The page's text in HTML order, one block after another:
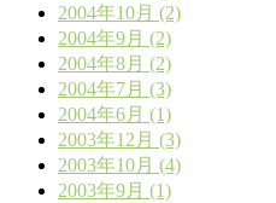
2004年10月 (2)
2004年9月 (2)
2004年8月 (2)
2004年7月 (3)
2004年6月 (1)
2003年12月 (3)
2003年10月 (4)
2003年9月 (1)